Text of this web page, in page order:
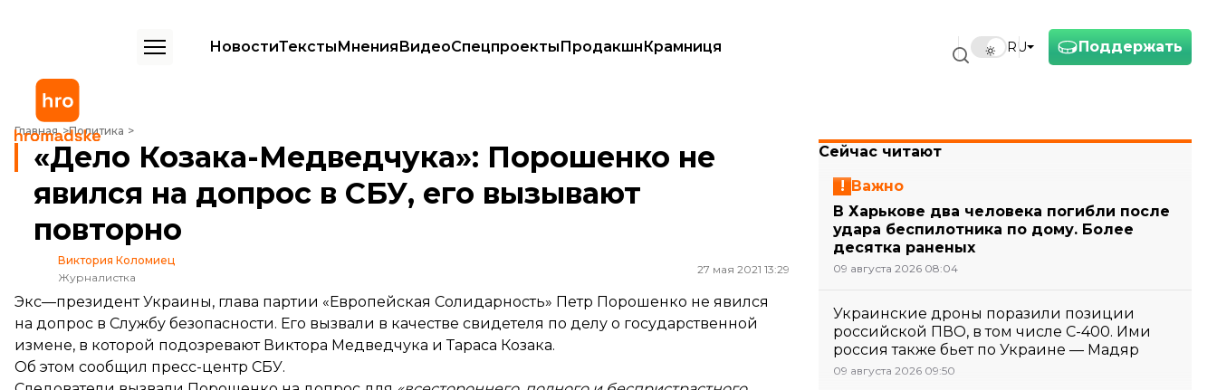
Поддержать
RU
НовостиТекстыМненияВидеоСпецпроектыПродакшнКрамниця
Главная Политика
«Дело Козака-Медведчука»: Порошенко не явился на допрос в СБУ, его вызывают повторно
«Дело Козака-Медведчука»: Порошенко не
явился на допрос в СБУ, его вызывают
повторно
Виктория Коломиец
Журналистка
27 мая 2021 13:29
Экс—президент Украины, глава партии «Европейская Солидарность» Петр Порошенко не явился
на допрос в Службу безопасности. Его вызвали в качестве свидетеля по делу о государственной
измене, в которой подозревают Виктора Медведчука и Тараса Козака.
Об этом сообщил пресс-центр СБУ.
Сейчас читают
Важно
В Харькове два человека погибли после
удара беспилотника по дому. Более
десятка раненых
09 августа 2026 08:04
Украинские дроны поразили позиции
российской ПВО, в том числе С-400. Ими
россия также бьет по Украине — Мадяр
09 августа 2026 09:50